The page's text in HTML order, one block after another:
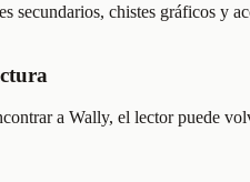
secundarios, chistes gráficos y
a Wally, el lector puede